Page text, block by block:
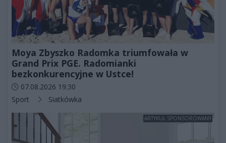
Moya Zbyszko Radomka triumfowała w
Grand Prix PGE. Radomianki
bezkonkurencyjne w Ustce!
Data dodania artykułu:
07.08.2026 19:30
Kategorie artykułu:
Sport Siatkówka
ARTYKUŁ SPONSOROWANY